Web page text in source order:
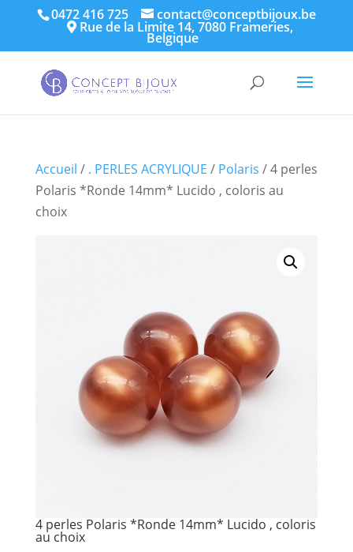
0472 416 725 contact@conceptbijoux.be
Rue de la Limite 14, 7080 Frameries,
Belgique
Accueil / . PERLES ACRYLIQUE / Polaris / 4 perles
Polaris *Ronde 14mm* Lucido , coloris au
choix
4 perles Polaris *Ronde 14mm* Lucido , coloris
au choix